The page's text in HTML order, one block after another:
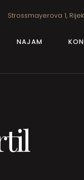
Strossmayerova 1,
NAJAM